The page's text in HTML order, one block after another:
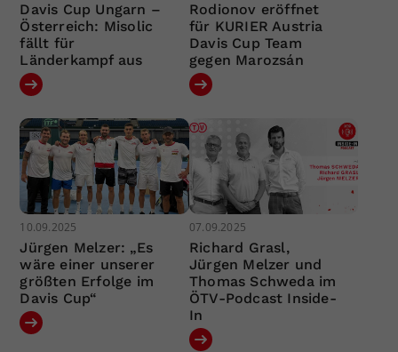
Davis Cup Ungarn –
Österreich: Misolic
fällt für
Länderkampf aus
Rodionov eröffnet
für KURIER Austria
Davis Cup Team
gegen Marozsán
10.09.2025
Jürgen Melzer: „Es
wäre einer unserer
größten Erfolge im
Davis Cup“
07.09.2025
Richard Grasl,
Jürgen Melzer und
Thomas Schweda im
ÖTV-Podcast Inside-
In